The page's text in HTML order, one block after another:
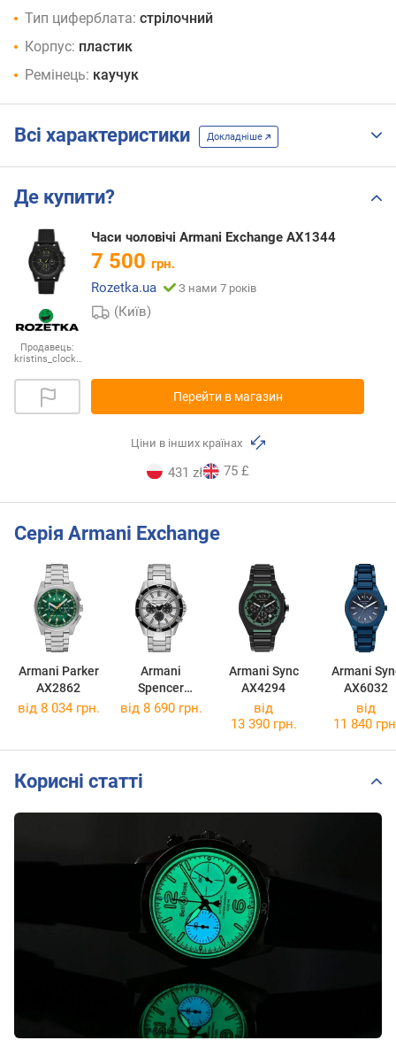
Тип циферблата: стрілочний
Корпус: пластик
Ремінець: каучук
Всі характеристики Докладніше
Де купити?
Продавець:
kristins_clock…
Часи чоловічі Armani Exchange AX1344
7 500 грн.
Rozetka.ua
З нами 7 років
(Київ)
Перейти в магазин
Ціни в інших країнах
431 zł 75 £
Серія Armani Exchange
Armani Parker
AX2862
Armani
Spencer
AX1969
Armani Sync
AX4294
Armani
AX6032
від 8 034 грн. від 8 690 грн.
від
13 390 грн.
від
11 840
Корисні статті